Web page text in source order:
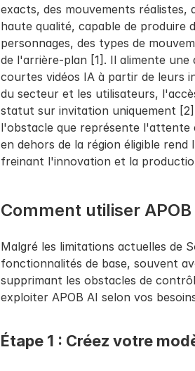
exacts, des mouvements
haute qualité, capable de produire
personnages, des types de
de l'arrière-plan [1]. Il alimente
courtes vidéos IA à partir de leurs
du secteur et les utilisateurs,
statut sur invitation uniquement
l'obstacle que représente l'attente
en dehors de la région éligible
freinant l'innovation et la
Comment utiliser
Malgré les limitations actuelles de
fonctionnalités de base, souvent
supprimant les obstacles de
exploiter APOB AI selon vos
Étape 1 : Créez votre